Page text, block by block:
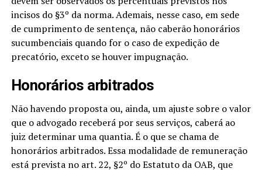
incisos do §3º da norma. Ademais, nesse caso, em sede
de cumprimento de sentença, não caberão honorários
sucumbenciais quando for o caso de expedição de
precatório, exceto se houver impugnação.
Honorários arbitrados
Não havendo proposta ou, ainda, um ajuste sobre o valor
que o advogado receberá por seus serviços, caberá ao
juiz determinar uma quantia. É o que se chama de
honorários arbitrados. Essa modalidade de remuneração
está prevista no art. 22, §2º do Estatuto da OAB, que